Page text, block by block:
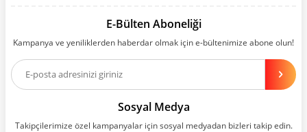
kusursuz ve keyifli bir alışveriş yolculuğu sunarken deneyiminize değer
Aynı zamanda App uygulamımızı kullanan müşterilerimize özel indirim
olanakları sunuyoruz. Çalışmalarımızı müşterilerimizin memnuniyetini
esas alarak yürütüyoruz.
E-Bülten Aboneliği
Kampanya ve yeniliklerden haberdar olmak için e-bültenimize abone olun!
Sosyal Medya
Takipçilerimize özel kampanyalar için sosyal medyadan bizleri takip edin.